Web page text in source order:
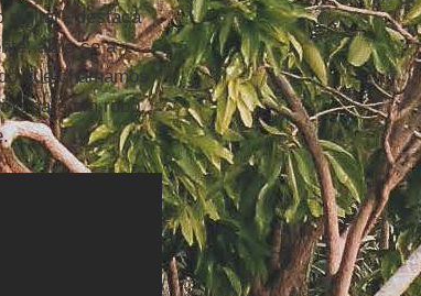
digital”, destaca
abre-se a
que chamamos
para um robô,